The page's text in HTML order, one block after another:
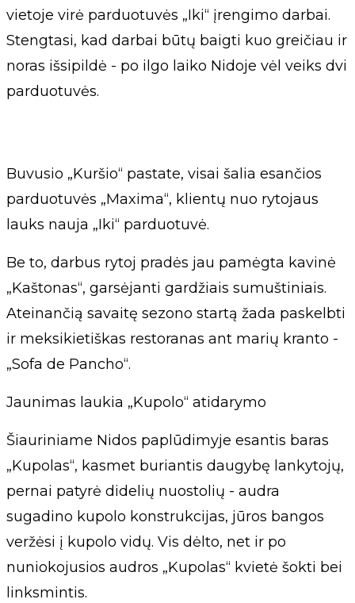
vietoje virė parduotuvės „Iki“ įrengimo darbai.
Stengtasi, kad darbai būtų baigti kuo greičiau ir
noras išsipildė - po ilgo laiko Nidoje vėl veiks dvi
parduotuvės.
Buvusio „Kuršio“ pastate, visai šalia esančios
parduotuvės „Maxima“, klientų nuo rytojaus
lauks nauja „Iki“ parduotuvė.
Be to, darbus rytoj pradės jau pamėgta kavinė
„Kaštonas“, garsėjanti gardžiais sumuštiniais.
Ateinančią savaitę sezono startą žada paskelbti
ir meksikietiškas restoranas ant marių kranto -
„Sofa de Pancho“.
Jaunimas laukia „Kupolo“ atidarymo
Šiauriniame Nidos paplūdimyje esantis baras
„Kupolas“, kasmet buriantis daugybę lankytojų,
pernai patyrė didelių nuostolių - audra
sugadino kupolo konstrukcijas, jūros bangos
veržėsi į kupolo vidų. Vis dėlto, net ir po
nuniokojusios audros „Kupolas“ kvietė šokti bei
linksmintis.